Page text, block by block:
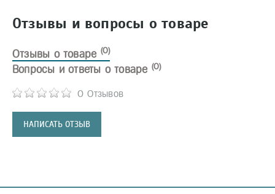
Отзывы и вопросы о товаре
Отзывы о товаре (0)
0 Отзывов
НАПИСАТЬ ОТЗЫВ
Вопросы и ответы о товаре (0)